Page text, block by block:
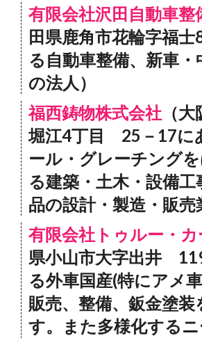
有限会社沢田自動車整
田県鹿角市花輪字福士
る自動車整備、新車・
の法人）
福西鋳物株式会社 （
堀江4丁目 25－17に
ール・グレーチング
る建築・土木・設備工
品の設計・製造・販売
有限会社トゥルー・
県小山市大字出井
る外車国産(特にアメ
販売、整備、鈑金塗装
す。また多様化する